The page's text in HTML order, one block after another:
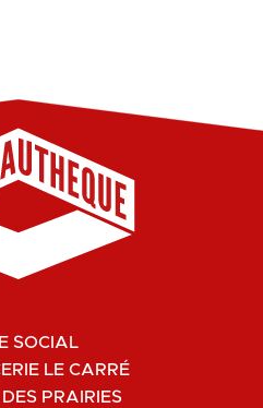
SOCIAL
LE CARRÉ
PRAIRIES